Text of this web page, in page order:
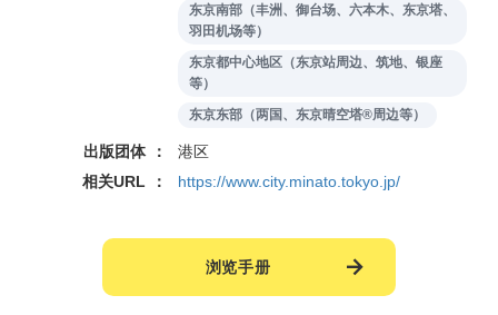
东京南部（丰洲、御台场、六本木、东京塔、
羽田机场等）
东京都中心地区（东京站周边、筑地、银座
等）
东京东部（两国、东京晴空塔®周边等）
出版团体
港区
相关URL
https://www.city.minato.tokyo.jp/
浏览手册